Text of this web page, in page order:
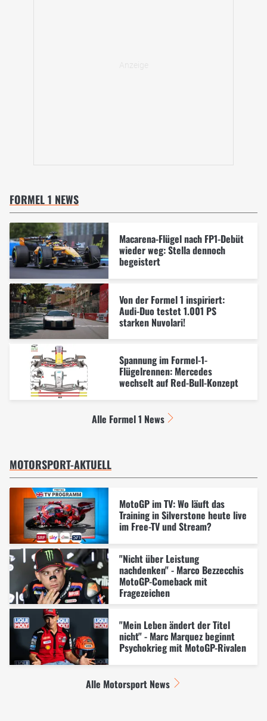
FORMEL 1 NEWS
Macarena-Flügel nach FP1-Debüt
wieder weg: Stella dennoch
begeistert
Von der Formel 1 inspiriert:
Audi-Duo testet 1.001 PS
starken Nuvolari!
Spannung im Formel-1-
Flügelrennen: Mercedes
wechselt auf Red-Bull-Konzept
Alle Formel 1 News
MOTORSPORT-AKTUELL
MotoGP im TV: Wo läuft das
Training in Silverstone heute live
im Free-TV und Stream?
"Nicht über Leistung
nachdenken" - Marco Bezzecchis
MotoGP-Comeback mit
Fragezeichen
"Mein Leben ändert der Titel
nicht" - Marc Marquez beginnt
Psychokrieg mit MotoGP-Rivalen
Alle Motorsport News